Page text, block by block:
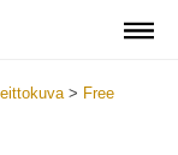
> Free